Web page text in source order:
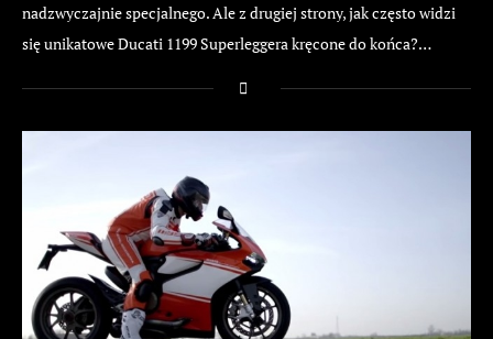
nadzwyczajnie specjalnego. Ale z drugiej strony, jak często widzi
się unikatowe Ducati 1199 Superleggera kręcone do końca?…